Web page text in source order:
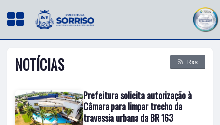
NOTÍCIAS Rss
Prefeitura solicita autorização à
Câmara para limpar trecho da
travessia urbana da BR 163